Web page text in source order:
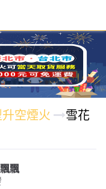
紹 線上訂購單
空煙火
雪花
飄